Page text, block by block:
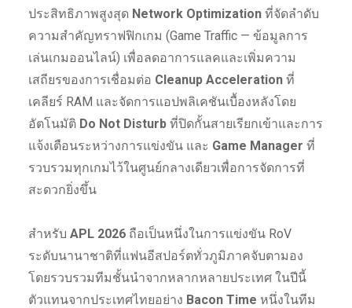
ประสิทธิภาพสูงสุด Network Optimizationที่จัดลำดับ
ความสำคัญทราฟฟิกเกม (Game Traffic — ข้อมูลการ
เล่นเกมออนไลน์) เพื่อลดอาการแลคและเพิ่มความ
เสถียรของการเชื่อมต่อ Cleanup Accelerationที่
เคลียร์ RAM และจัดการแอปพลิเคชันเบื้องหลังโดย
อัตโนมัติ Do Not Disturbที่ปิดกั้นสายเรียกเข้าและการ
แจ้งเตือนระหว่างการแข่งขัน และ Game Manager ที่
รวบรวมทุกเกมไว้ในศูนย์กลางเดียวเพื่อการจัดการที่
สะดวกยิ่งขึ้น
สำหรับ APL 2026ถือเป็นหนึ่งในการแข่งขัน RoV
ระดับนานาชาติที่แฟนอีสปอร์ตทั่วภูมิภาคจับตามอง
โดยรวบรวมทีมชั้นนำจากหลากหลายประเทศ ในปีนี้
ตัวแทนจากประเทศไทยอย่าง Bacon Time หนึ่งในทีม